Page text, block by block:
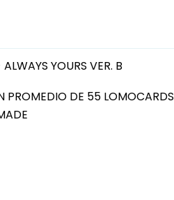
YOURS VER. B
PROMEDIO DE 55 LOMOCARDS